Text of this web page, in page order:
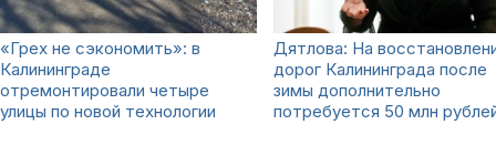
«Грех не сэкономить»: в
Калининграде
отремонтировали четыре
улицы по новой технологии
Дятлова: На
дорог Калининграда после
зимы дополнительно
потребуется 50 млн